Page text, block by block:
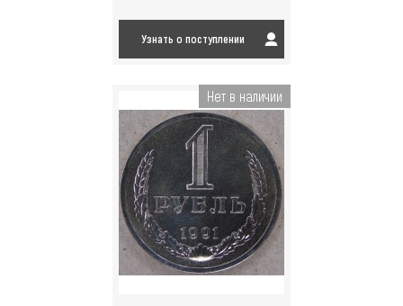
Узнать о поступлении
Нет в наличии